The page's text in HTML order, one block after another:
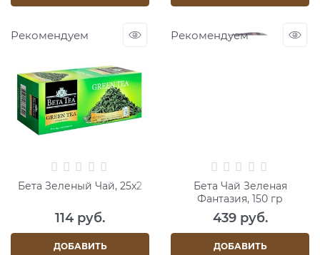
Рекомендуем
Бета Зеленый Чай, 25x2
114 руб.
ДОБАВИТЬ
Рекомендуем
Бета Чай Зеленая
Фантазия, 150 гр
439 руб.
ДОБАВИТЬ